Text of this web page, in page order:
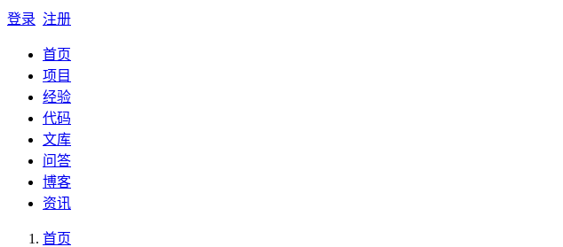
登录 注册
首页
项目
经验
代码
文库
问答
博客
资讯
首页